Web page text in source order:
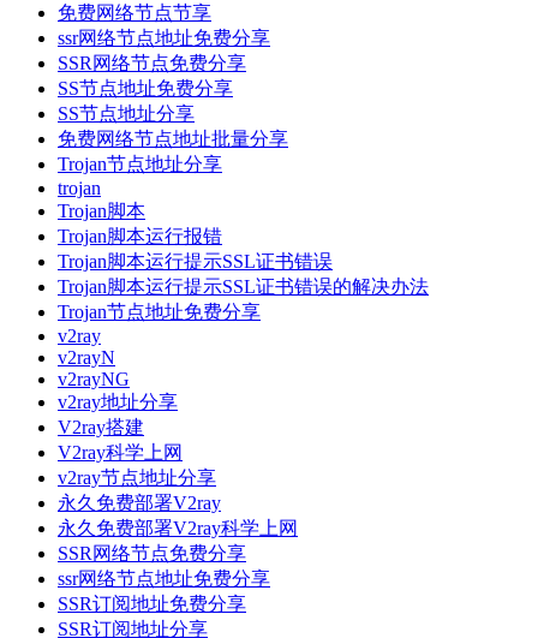
免费网络节点节享
ssr网络节点地址免费分享
SSR网络节点免费分享
SS节点地址免费分享
SS节点地址分享
免费网络节点地址批量分享
Trojan节点地址分享
trojan
Trojan脚本
Trojan脚本运行报错
Trojan脚本运行提示SSL证书错误
Trojan脚本运行提示SSL证书错误的解决办法
Trojan节点地址免费分享
v2ray
v2rayN
v2rayNG
v2ray地址分享
V2ray搭建
V2ray科学上网
v2ray节点地址分享
永久免费部署V2ray
永久免费部署V2ray科学上网
SSR网络节点免费分享
ssr网络节点地址免费分享
SSR订阅地址免费分享
SSR订阅地址分享